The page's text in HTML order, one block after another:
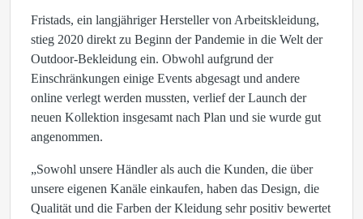
Fristads, ein langjähriger Hersteller von Arbeitskleidung,
stieg 2020 direkt zu Beginn der Pandemie in die Welt der
Outdoor-Bekleidung ein. Obwohl aufgrund der
Einschränkungen einige Events abgesagt und andere
online verlegt werden mussten, verlief der Launch der
neuen Kollektion insgesamt nach Plan und sie wurde gut
angenommen.
„Sowohl unsere Händler als auch die Kunden, die über
unsere eigenen Kanäle einkaufen, haben das Design, die
Qualität und die Farben der Kleidung sehr positiv bewertet